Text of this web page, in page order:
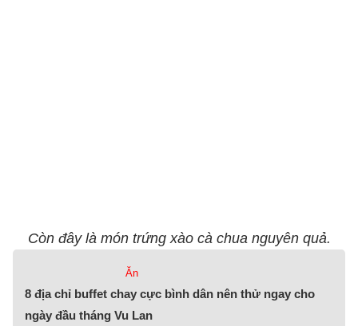
Còn đây là món trứng xào cà chua nguyên quả.
Ăn
8 địa chỉ buffet chay cực bình dân nên thử ngay cho
ngày đầu tháng Vu Lan